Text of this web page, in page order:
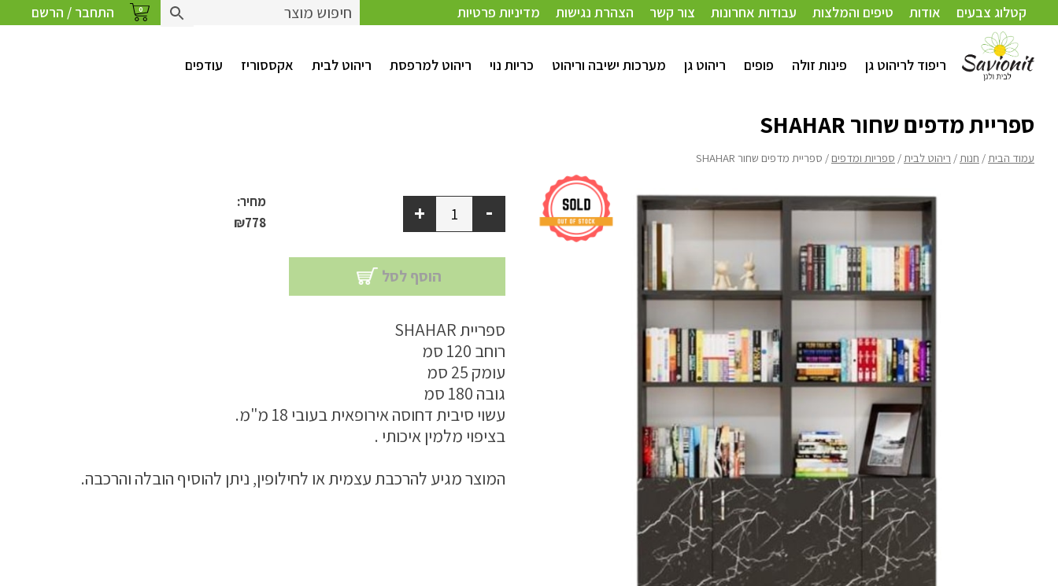
התחבר / הרשם 0 קטלוג צבעים אודות טיפים והמלצות עבודות אחרונות צור קשר הצהרת נגישות מדיניות פרטיות
ריפוד לריהוט גן פינות זולה פופים ריהוט גן מערכות ישיבה וריהוט כריות נוי ריהוט למרפסת ריהוט לבית אקססוריז עודפים
עמוד הבית/חנות/ריהוט לבית/ספריות ומדפים/ ספריית מדפים שחור SHAHAR
ספריית מדפים שחור SHAHAR
עמוד הבית/ חנות/ ריהוט לבית/ ספריות ומדפים / ספריית מדפים שחור SHAHAR
-
+
מחיר:
₪778
הוסף לסל
ספריית SHAHAR
רוחב 120 סמ
עומק 25 סמ
גובה 180 סמ
עשוי סיבית דחוסה אירופאית בעובי 18 מ"מ.
בציפוי מלמין איכותי .
המוצר מגיע להרכבת עצמית או לחילופין, ניתן להוסיף הובלה והרכבה.